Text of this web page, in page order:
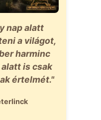
nap alatt
a világot,
harminc
is csak
értelmét."